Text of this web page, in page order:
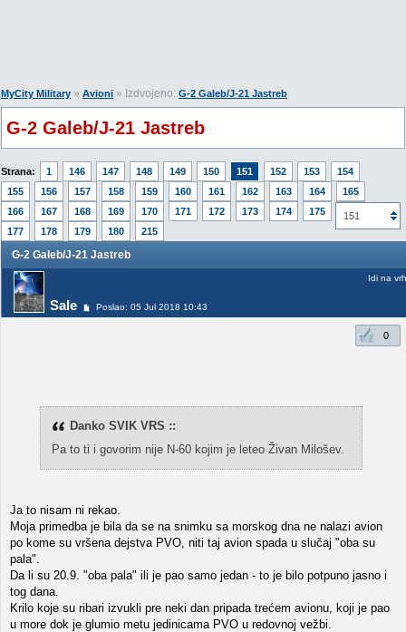
MyCity Military » Avioni » Izdvojeno: G-2 Galeb/J-21 Jastreb
G-2 Galeb/J-21 Jastreb
Strana: 1 146 147 148 149 150 151 152 153
154
155
156 157 158 159 160 161 162 163 164
165
166
167 168 169 170 171 172 173 174 175
176
177
178 179 180 215
151
G-2 Galeb/J-21 Jastreb
Sale Poslao: 05 Jul 2018 10:43
Idi na vrh
0
Danko SVIK VRS ::
Pa to ti i govorim nije N-60 kojim je leteo Živan Milošev.
Ja to nisam ni rekao.
Moja primedba je bila da se na snimku sa morskog dna ne nalazi avion
po kome su vršena dejstva PVO, niti taj avion spada u slučaj "oba su
pala".
Da li su 20.9. "oba pala" ili je pao samo jedan - to je bilo potpuno jasno i
tog dana.
Krilo koje su ribari izvukli pre neki dan pripada trećem avionu, koji je pao
u more dok je glumio metu jedinicama PVO u redovnoj vežbi.